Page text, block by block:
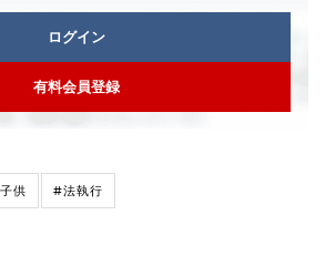
ログイン
有料会員登録
供 #法執行